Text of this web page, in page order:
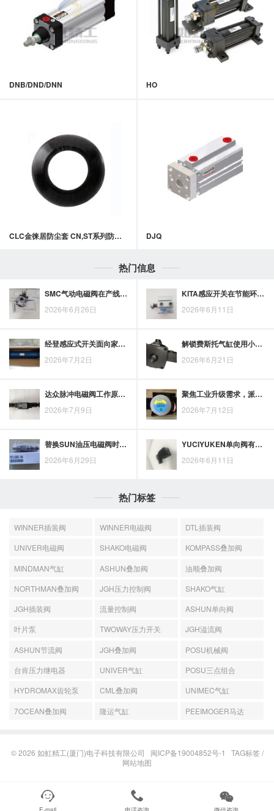
DNB/DND/DNN HO
CLC金徕居防尘套 CN,ST系列防尘套(配管用) DJQ
热门信息
SMC气动电磁阀在产线控制中的精准执行与稳定配合
2026年6月26日
KITA感应开关在节能环保场景中的应用价值
2026年6月11日
经登感应式开关面向家居照明控制，减少手动开关操作需求
2026年7月2日
解锁费斯托气缸使用小技巧，效率翻倍！
2026年6月21日
达众脉冲电磁阀工作原理解析：从电磁控制到脉冲响应
2026年7月9日
聚焦工业升级需求，派克柱塞泵的液压动力应用价值
2026年7月12日
替换SUN油压电磁阀时，型号、线圈电压与油压阀安装尺寸要逐项对照
2026年6月29日
YUCIYUKEN单向阀有哪些类型？从结构差异看系统性能影响
2026年6月11日
热门标签
WINNER插装阀 WINNER电磁阀
DTL插装阀
UNIVER电磁阀
SHAKO电磁阀
KOMPASS叠加阀
MINDMAN气缸
ASHUN叠加阀
油顺叠加阀
NORTHMAN叠加阀
JGH压力控制阀
SHAKO气缸
JGH插装阀
流量控制阀
ASHUN单向阀
叶片泵
TWOWAY压力开关
JGH溢流阀
ASHUN节流阀
JGH叠加阀
POSU机械阀
台肯压力继电器
UNIVER气缸
POSU三点组合
HYDROMAX齿轮泵
CML叠加阀
UNIMEC气缸
7OCEAN叠加阀
隆运气缸 PEEIMOGER马达
© 2026 如虹精工(厦门)电子科技有限公司 闽ICP备19004852号-1 TAG标签/
网站地图
  